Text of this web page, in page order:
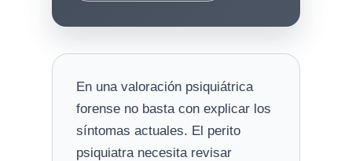
En una valoración psiquiátrica
forense no basta con explicar los
síntomas actuales. El perito
psiquiatra necesita revisar